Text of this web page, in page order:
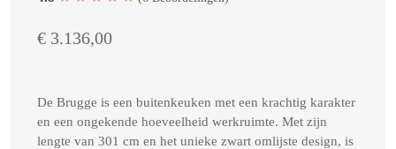
€ 3.136,00
De Brugge is een buitenkeuken met een krachtig karakter
en een ongekende hoeveelheid werkruimte. Met zijn
lengte van 301 cm en het unieke zwart omlijste design, is